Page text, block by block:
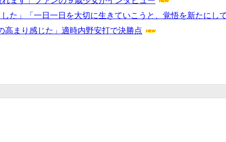
た」「一日一日を大切に生きていこうと、覚悟を新たにし
高まり感じた」適時内野安打で決勝点